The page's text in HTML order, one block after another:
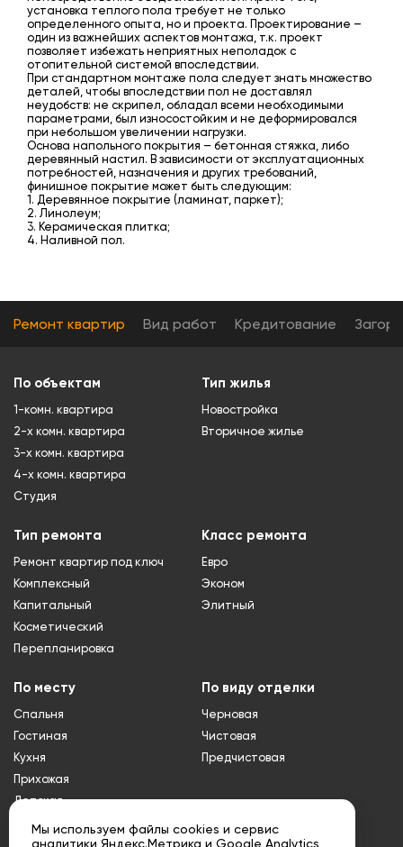
установка теплого пола требует не только
определенного опыта, но и проекта. Проектирование –
один из важнейших аспектов монтажа, т.к. проект
позволяет избежать неприятных неполадок с
отопительной системой впоследствии.
При стандартном монтаже пола следует знать множество
деталей, чтобы впоследствии пол не доставлял
неудобств: не скрипел, обладал всеми необходимыми
параметрами, был износостойким и не деформировался
при небольшом увеличении нагрузки.
Основа напольного покрытия – бетонная стяжка, либо
деревянный настил. В зависимости от эксплуатационных
потребностей, назначения и других требований,
финишное покрытие может быть следующим:
1. Деревянное покрытие (ламинат, паркет);
2. Линолеум;
3. Керамическая плитка;
4. Наливной пол.
Ремонт квартир Вид работ Кредитование
По объектам
1-комн. квартира
2-х комн. квартира
3-х комн. квартира
4-х комн. квартира
Студия
Тип жилья
Новостройка
Вторичное жилье
Тип ремонта
Ремонт квартир под ключ
Комплексный
Капитальный
Косметический
Перепланировка
Класс ремонта
Евро
Эконом
Элитный
По месту
Спальня
Гостиная
Кухня
Прихожая
Детская
Туалет
Ванная
По виду отделки
Черновая
Чистовая
Предчистовая
Мы используем файлы cookies и сервис
аналитики Яндекс.Метрика и Google Analytics